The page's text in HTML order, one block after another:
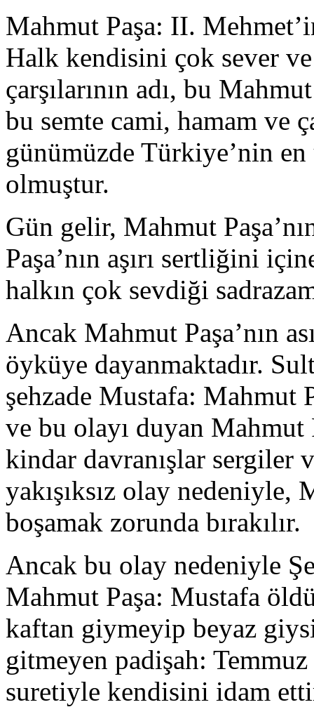
Mahmut Paşa: II.
Halk kendisini çok sever
çarşılarının adı, bu
bu semte cami, hamam ve
günümüzde Türkiye’nin
olmuştur.
Gün gelir, Mahmut
Paşa’nın aşırı sertliğini
halkın çok sevdiği
Ancak Mahmut Paşa’nın
öyküye dayanmaktadır.
şehzade Mustafa: Mahmut
ve bu olayı duyan Mahmut
kindar davranışlar sergiler
yakışıksız olay nedeniyle,
boşamak zorunda bırakılır.
Ancak bu olay nedeniyle
Mahmut Paşa: Mustafa
kaftan giymeyip beyaz
gitmeyen padişah:
suretiyle kendisini idam